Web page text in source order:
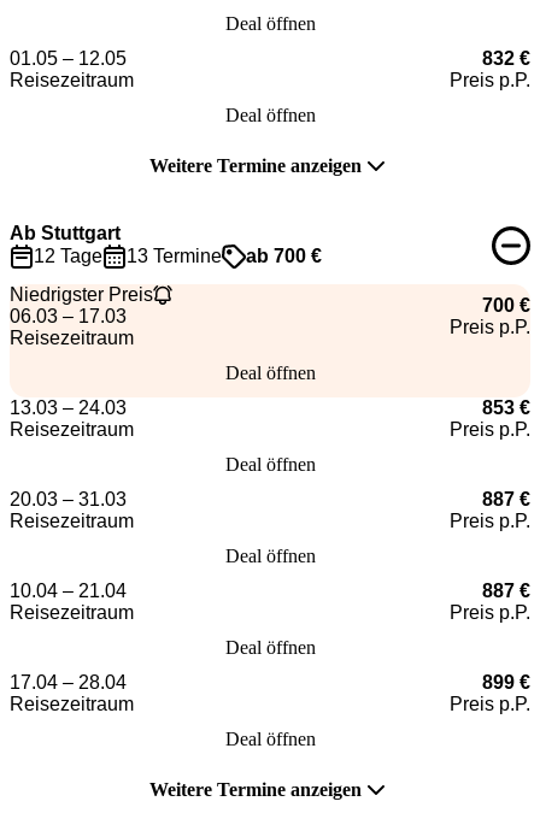
Deal öffnen
01.05 – 12.05
Reisezeitraum
832 €
Preis p.P.
Deal öffnen
Weitere Termine anzeigen
Ab Stuttgart
12 Tage
13 Termine
ab 700 €
Niedrigster Preis
06.03 – 17.03
Reisezeitraum
700 €
Preis p.P.
Deal öffnen
13.03 – 24.03
Reisezeitraum
853 €
Preis p.P.
Deal öffnen
20.03 – 31.03
Reisezeitraum
887 €
Preis p.P.
Deal öffnen
10.04 – 21.04
Reisezeitraum
887 €
Preis p.P.
Deal öffnen
17.04 – 28.04
Reisezeitraum
899 €
Preis p.P.
Deal öffnen
Weitere Termine anzeigen